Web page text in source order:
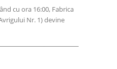
cu ora 16:00, Fabrica
Nr. 1) devine